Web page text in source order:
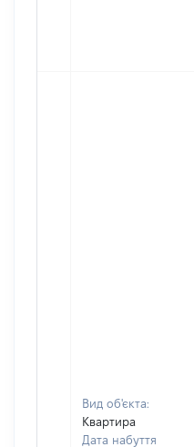
Вид об'єкта:
Квартира
Дата набуття